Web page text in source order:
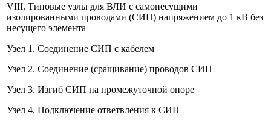
VIII. Типовые узлы для ВЛИ с самонесущими
изолированными проводами (СИП) напряжением до 1 кВ без
несущего элемента
Узел 1. Соединение СИП с кабелем
Узел 2. Соединение (сращивание) проводов СИП
Узел 3. Изгиб СИП на промежуточной опоре
Узел 4. Подключение ответвления к СИП